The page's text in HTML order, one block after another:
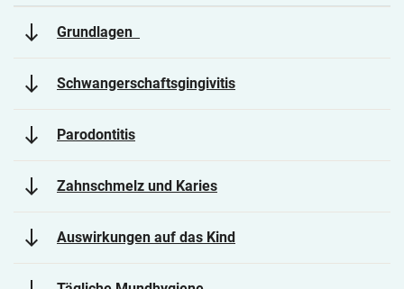
south Grundlagen
south Schwangerschaftsgingivitis
south Parodontitis
south Zahnschmelz und Karies
south Auswirkungen auf das Kind